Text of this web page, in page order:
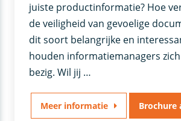
juiste productinformatie? Hoe
de veiligheid van gevoelige
dit soort belangrijke en
houden informatiemanagers
bezig. Wil jij …
Meer informatie Brochure